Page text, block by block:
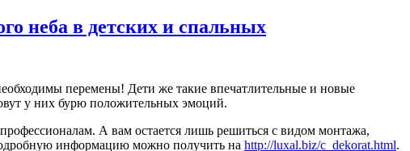
неба в детских и спальных
перемены! Дети же такие впечатлительные и новые
у них бурю положительных эмоций.
А вам остается лишь решиться с видом монтажа,
информацию можно получить на http://luxal.biz/c_dekorat.html.